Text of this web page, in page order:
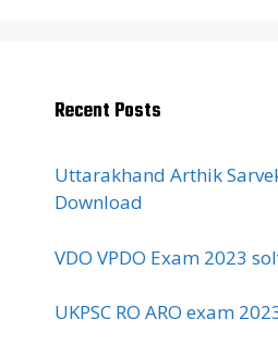
Recent Posts
Uttarakhand Arthik
Download
VDO VPDO Exam 2023
UKPSC RO ARO exam